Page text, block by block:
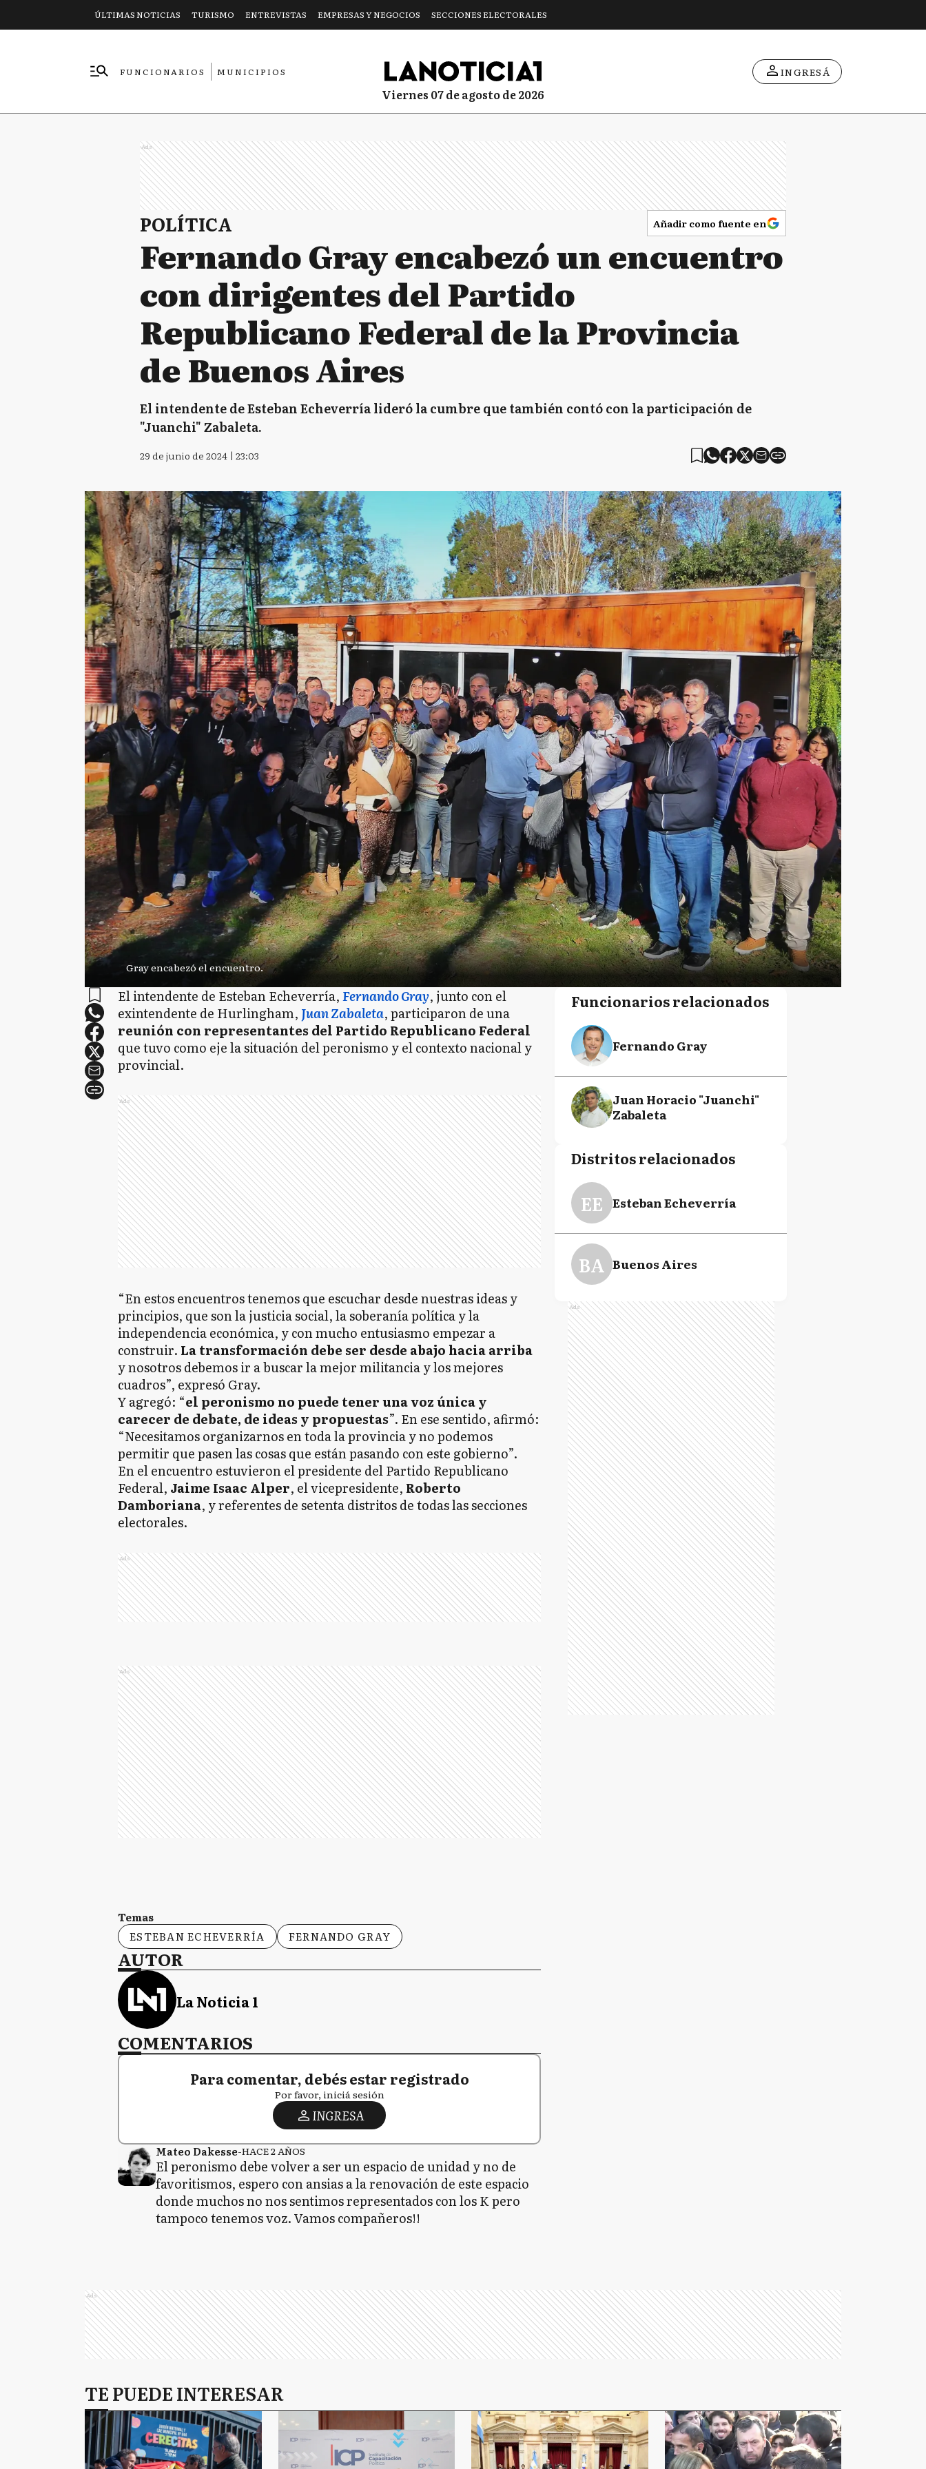
ÚLTIMAS NOTICIAS TURISMO ENTREVISTAS EMPRESAS Y NEGOCIOS SECCIONES ELECTORALES
FUNCIONARIOS
MUNICIPIOS
viernes 07 de agosto de 2026
INGRESÁ
Ads
POLÍTICA Añadir como fuente en
Fernando Gray encabezó un encuentro
con dirigentes del Partido
Republicano Federal de la Provincia
de Buenos Aires
El intendente de Esteban Echeverría lideró la cumbre que también contó con la participación de
"Juanchi" Zabaleta.
29 de junio de 2024 | 23:03
Gray encabezó el encuentro.
El intendente de Esteban Echeverría,Fernando Gray, junto con el
exintendente de Hurlingham, Juan Zabaleta, participaron de una
reunión con representantes del Partido Republicano Federal
que tuvo como eje la situación del peronismo y el contexto nacional y
provincial.
Ads
“En estos encuentros tenemos que escuchar desde nuestras ideas y
principios, que son la justicia social, la soberanía política y la
independencia económica, y con mucho entusiasmo empezar a
construir. La transformación debe ser desde abajo hacia arriba
y nosotros debemos ir a buscar la mejor militancia y los mejores
cuadros”, expresó Gray.
Y agregó: “el peronismo no puede tener una voz única y
carecer de debate, de ideas y propuestas”. En ese sentido, afirmó:
“Necesitamos organizarnos en toda la provincia y no podemos
permitir que pasen las cosas que están pasando con este gobierno”.
En el encuentro estuvieron el presidente del Partido Republicano
Federal, Jaime Isaac Alper, el vicepresidente, Roberto
Damboriana, y referentes de setenta distritos de todas las secciones
electorales.
Ads
Ads
Temas
ESTEBAN ECHEVERRÍA
FERNANDO GRAY
AUTOR
La Noticia 1
COMENTARIOS
Para comentar, debés estar registrado
Por favor, iniciá sesión
INGRESA
Mateo Dakesse-HACE 2 AÑOS
El peronismo debe volver a ser un espacio de unidad y no de
favoritismos, espero con ansias a la renovación de este espacio
donde muchos no nos sentimos representados con los K pero
tampoco tenemos voz. Vamos compañeros!!
Funcionarios relacionados
Fernando Gray
Juan Horacio "Juanchi"
Zabaleta
Distritos relacionados
EE Esteban Echeverría
BA Buenos Aires
Ads
Ads
TE PUEDE INTERESAR